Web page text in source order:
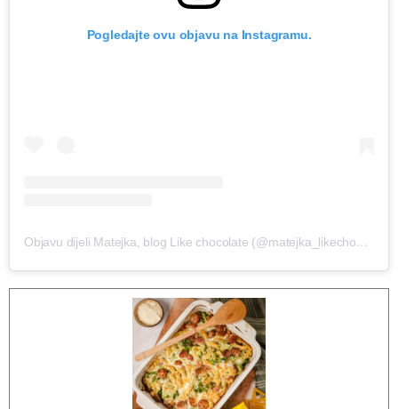
Pogledajte ovu objavu na Instagramu.
Objavu dijeli Matejka, blog Like chocolate (@matejka_likechocolate)